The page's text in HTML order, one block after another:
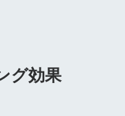
グ効果